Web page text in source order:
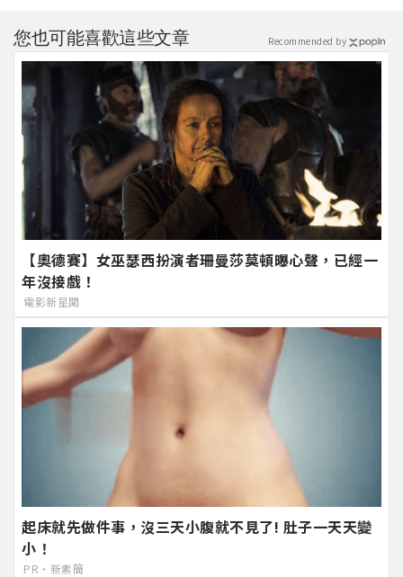
您也可能喜歡這些文章
【奧德賽】女巫瑟西扮演者珊曼莎莫頓曝心聲，已經一
年沒接戲！
電影新星聞
起床就先做件事，沒三天小腹就不見了! 肚子一天天變
小！
PR・新素簡
Recommended by